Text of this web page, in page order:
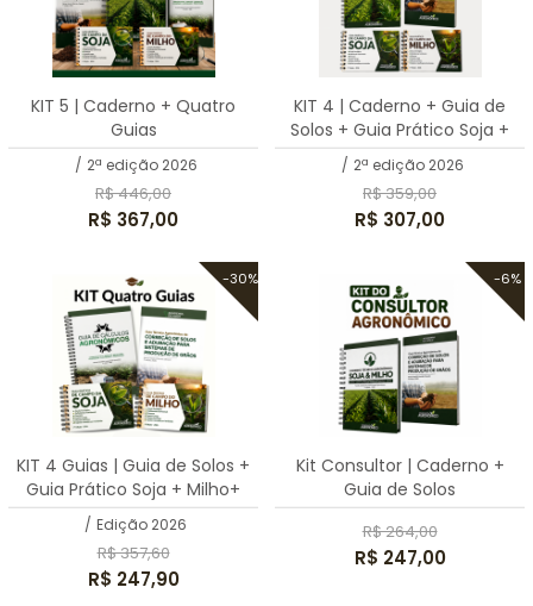
KIT 5 | Caderno + Quatro
Guias
/ 2ª edição 2026
R$ 446,00
R$ 367,00
KIT 4 | Caderno + Guia de
Solos + Guia Prático Soja +
Milho
/ 2ª edição 2026
R$ 359,00
R$ 307,00
-30%
KIT 4 Guias | Guia de Solos +
Guia Prático Soja + Milho+
Cálculos
/ Edição 2026
R$ 357,60
R$ 247,90
-6%
Kit Consultor | Caderno +
Guia de Solos
R$ 264,00
R$ 247,00